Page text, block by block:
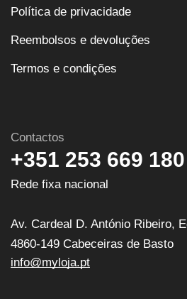
Política de privacidade
Reembolsos e devoluções
Termos e condições
Contactos
+351 253 669 180
Rede fixa nacional
Av. Cardeal D. António Ribeiro,
4860-149 Cabeceiras de Basto
info@myloja.pt